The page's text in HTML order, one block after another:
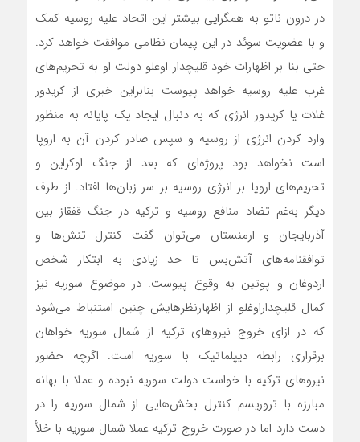
در درون ناتو به همگرایی بیشتر این اتحاد علیه روسیه کمک
و با عضویت سوئد در این پیمان نظامی موافقت خواهد کرد.
حتی بنا بر اظهارات خود قلیچدار اوغلو دولت او به تحریم‌های
غرب علیه روسیه خواهد پیوست بنابراین خبری از کریدور
غلات یا کریدور انرژی که به دنبال ایجاد یک پایانه به منظور
وارد کردن انرژی از روسیه و سپس صادر کردن آن به اروپا
است نخواهد بود پروژه‌ای که بعد از جنگ اوکراین و
تحریم‌های اروپا بر انرژی روسیه بر سر زبان‌ها افتاد. از طرف
دیگر به‌غم تضاد منافع روسیه و ترکیه در جنگ قفقاز بین
آذربایجان و ارمنستان می‌توان گفت کنترل تنش‌ها و
توافقنامه‌های آتش‌بس تا حد زیادی به ابتکار شخص
اردوغان و پوتین به وقوع پیوست. در موضوع سوریه نیز
کمال قلیچداراوغلو از اظهارنظرهایش چنین استنباط می‌شود
که در ازای خروج نیروهای ترکیه از شمال سوریه خواهان
برقراری رابطه دیپلماتیک با سوریه است. اگرچه حضور
نیروهای ترکیه با خواست دولت سوریه نبوده و عملا با بهانه
مبارزه با تروریسم کنترل بخش‌هایی از شمال سوریه را در
دست دارد اما در صورت خروج ترکیه عملا شمال سوریه با خلأ